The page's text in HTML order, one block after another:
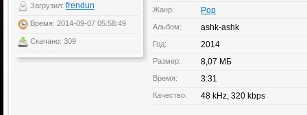
Загрузил: frendun
Время: 2014-09-07 05:58:49
Скачано: 309
Жанр: Pop
Альбом: ashk-ashk
Год: 2014
Размер: 8,07 МБ
Время: 3:31
Качество: 48 kHz, 320 kbps